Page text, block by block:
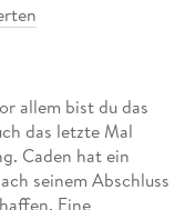
allem bist du das
das letzte Mal
Caden hat ein
seinem Abschluss
Eine